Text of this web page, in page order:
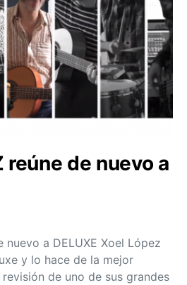
reúne de nuevo a
nuevo a DELUXE Xoel López
y lo hace de la mejor
de uno de sus grandes